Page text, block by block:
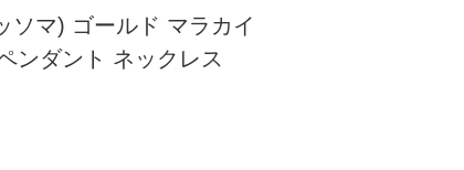
ソマ) ゴールド マラカイ
ンダント ネックレス